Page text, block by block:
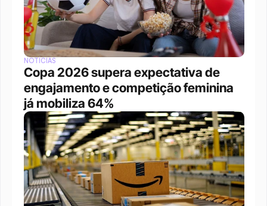
NOTÍCIAS
Copa 2026 supera expectativa de
engajamento e competição feminina
já mobiliza 64%